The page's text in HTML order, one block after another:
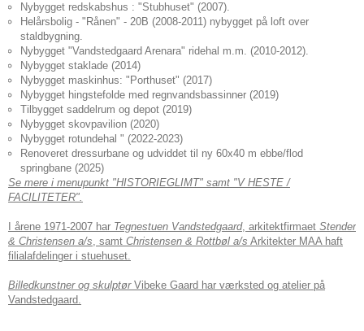
Nybygget redskabshus : "Stubhuset" (2007).
Helårsbolig - "Rånen" - 20B (2008-2011) nybygget på loft over
staldbygning.
Nybygget "Vandstedgaard Arenara" ridehal m.m. (2010-2012).
Nybygget staklade (2014)
Nybygget maskinhus: "Porthuset" (2017)
Nybygget hingstefolde med regnvandsbassinner (2019)
Tilbygget saddelrum og depot (2019)
Nybygget skovpavilion (2020)
Nybygget rotundehal " (2022-2023)
Renoveret dressurbane og udviddet til ny 60x40 m ebbe/flod
springbane (2025)
Se mere i menupunkt "HISTORIEGLIMT" samt "V HESTE /
FACILITETER".
I årene 1971-2007 har Tegnestuen Vandstedgaard, arkitektfirmaet Stender
& Christensen a/s, samt Christensen & Rottbøl a/s Arkitekter MAA haft
filialafdelinger i stuehuset.
Billedkunstner og skulptør Vibeke Gaard har værksted og atelier på
Vandstedgaard.